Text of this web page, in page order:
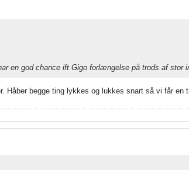
en god chance ift Gigo forlængelse på trods af stor
Håber begge ting lykkes og lukkes snart så vi får en